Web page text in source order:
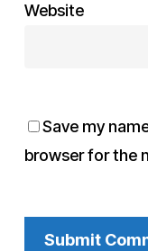
Website
Save my
browser for the